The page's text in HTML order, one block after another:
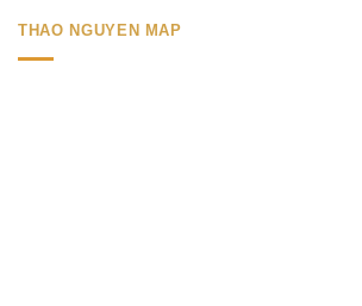
THAO NGUYEN MAP